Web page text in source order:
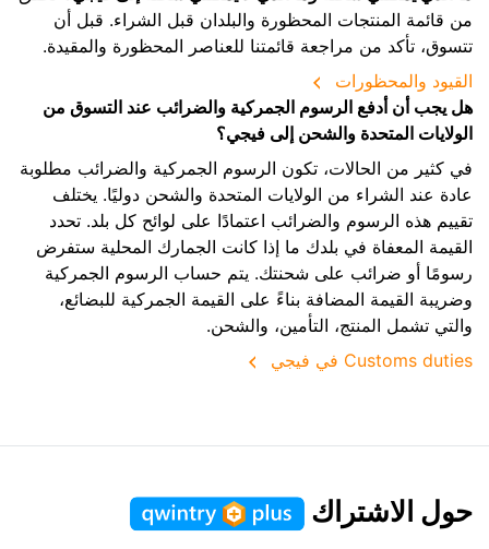
من قائمة المنتجات المحظورة والبلدان قبل الشراء. قبل أن
تتسوق، تأكد من مراجعة قائمتنا للعناصر المحظورة والمقيدة.
القيود والمحظورات
هل يجب أن أدفع الرسوم الجمركية والضرائب عند التسوق من
الولايات المتحدة والشحن إلى فيجي؟
في كثير من الحالات، تكون الرسوم الجمركية والضرائب مطلوبة
عادة عند الشراء من الولايات المتحدة والشحن دوليًا. يختلف
تقييم هذه الرسوم والضرائب اعتمادًا على لوائح كل بلد. تحدد
القيمة المعفاة في بلدك ما إذا كانت الجمارك المحلية ستفرض
رسومًا أو ضرائب على شحنتك. يتم حساب الرسوم الجمركية
وضريبة القيمة المضافة بناءً على القيمة الجمركية للبضائع،
والتي تشمل المنتج، التأمين، والشحن.
Customs duties في فيجي
حول الاشتراك